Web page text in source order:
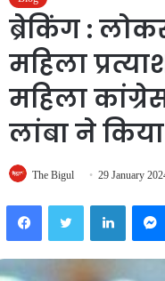
ब्रेकिंग :
महिला
महिला
लांबा ने
The Bigul 29 January
FacebookTwitter